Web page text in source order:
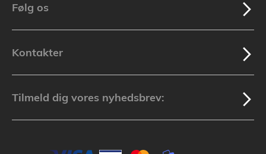
Følg os
Kontakter
Tilmeld dig vores nyhedsbrev: